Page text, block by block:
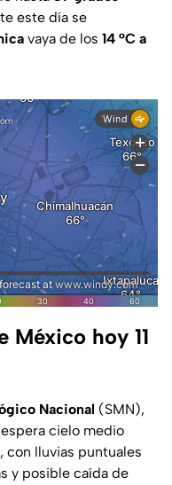
este día se
vaya de los 14 °C a
México hoy 11
Nacional (SMN),
cielo medio
con lluvias puntuales
y posible caída de